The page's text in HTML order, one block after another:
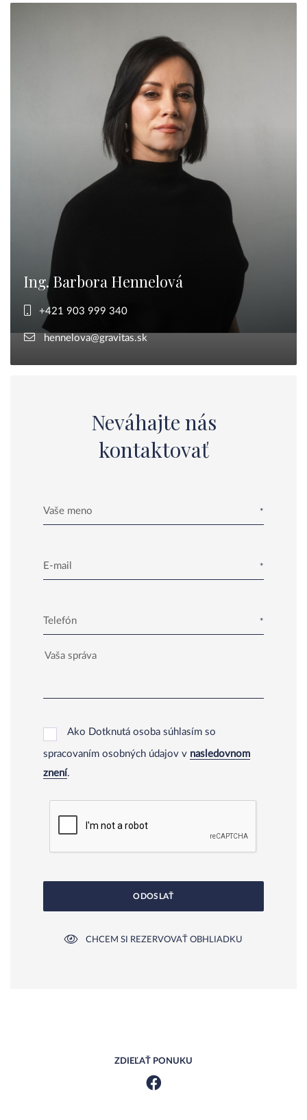
Ing. Barbora Hennelová
+421 903 999 340
hennelova@gravitas.sk
Neváhajte nás
kontaktovať
Vaše meno
E-mail
Telefón
Ako Dotknutá osoba súhlasím so
spracovaním osobných údajov v nasledovnom
znení.
ODOSLAŤ
CHCEM SI REZERVOVAŤ OBHLIADKU
ZDIEĽAŤ PONUKU